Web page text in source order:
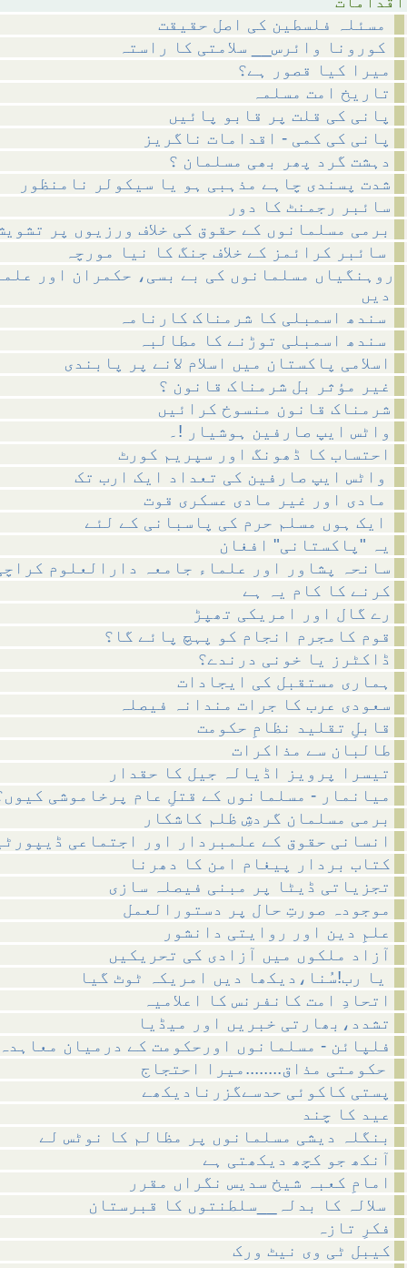
میرا کیا قصور ہے؟
تاریخ امت مسلمہ
پانی کی قلت پر قابو پائیں
پانی کی کمی - اقدامات ناگریز
دہشت گرد پھر بھی مسلمان ؟
شدت پسندی چاہے مذہبی ہو یا سیکولر نامنظور
سائبر رجمنٹ کا دور
برمی مسلمانوں کے حقوق کی خلاف ورزیوں پر
روہنگیاں مسلمانوں کی بے بسی، حکمران اور
دیں
اسلامی پاکستان میں اسلام لانے پر پابندی
غیر مؤثر بل شرمناک قانون ؟
شرمناک قانون منسوخ کرائیں
واٹس ایپ صارفین ہوشیار !۔
احتساب کا ڈھونگ اور سپریم کورٹ
یہ "پاکستانی" افغان
سانحہ پشاور اور علماء جامعہ دارالعلوم
کرنے کا کام یہ ہے
رے گال اور امریکی تھپڑ
قوم کامجرم انجام کو پہچ پائے گا؟
ڈاکٹرز یا خونی درندے؟
ہماری مستقبل کی ایجادات
سعودی عرب کا جرات مندانہ فیصلہ
قابلِ تقلید نظامِ حکومت
طالبان سے مذاکرات
تیسرا پرویز اڈیالہ جیل کا حقدار
میانمار - مسلمانوں کے قتلِ عام پرخاموشی
برمی مسلمان گردشِ ظلم کاشکار
انسانی حقوق کے علمبردار اور اجتماعی
کتاب بردار پیغام امن کا دھرنا
تجزیاتی ڈیٹا پر مبنی فیصلہ سازی
موجودہ صورتِ حال پر دستورالعمل
علمِ دین اور روایتی دانشور
آزاد ملکوں میں آزادی کی تحریکیں
اتحادِ امت کانفرنس کا اعلامیہ
تشدد،بھارتی خبریں اور میڈیا
فلپائن - مسلمانوں اورحکومت کے درمیان
پستی کاکوئی حدسےگزرنادیکھے
عید کا چند
بنگلہ دیشی مسلمانوں پر مظالم کا نوٹس لے
آنکھ جو کچھ دیکھتی ہے
امامِ کعبہ شیخ سدیس نگراں مقرر
فکرِ تازہ
کیبل ٹی وی نیٹ ورک